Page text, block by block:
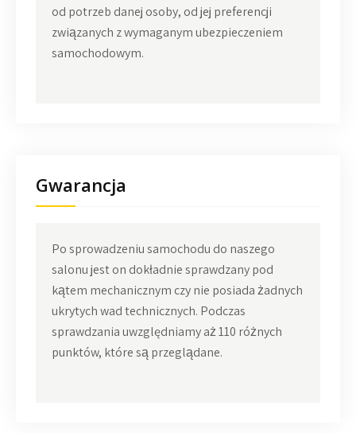
od potrzeb danej osoby, od jej preferencji
związanych z wymaganym ubezpieczeniem
samochodowym.
Gwarancja
Po sprowadzeniu samochodu do naszego
salonu jest on dokładnie sprawdzany pod
kątem mechanicznym czy nie posiada żadnych
ukrytych wad technicznych. Podczas
sprawdzania uwzględniamy aż 110 różnych
punktów, które są przeglądane.